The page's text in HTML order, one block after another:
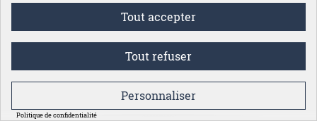
n°3 est accessible ...
Texte législatif
15/100 000SIGNATURES VOIR
Tout accepter
Tout refuser
Personnaliser
Politique de confidentialité